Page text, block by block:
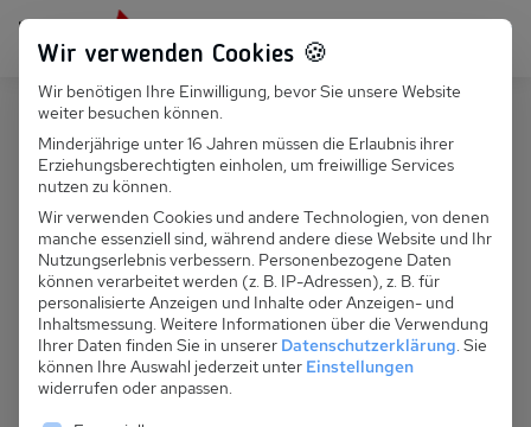
Persönlich für dich da: +49 251 899 050
Suchfeld
Suchen
PL 030.026A - Ferienhaus Ewa Nr.
Wir verwenden Cookies 🍪
Wir benötigen Ihre Einwilligung, bevor Sie unsere Website
weiter besuchen können.
Minderjährige unter 16 Jahren müssen die Erlaubnis ihrer
Erziehungsberechtigten einholen, um freiwillige Services
nutzen zu können.
Wir verwenden Cookies und andere Technologien, von denen
manche essenziell sind, während andere diese Website und Ihr
Nutzungserlebnis verbessern. Personenbezogene Daten
können verarbeitet werden (z. B. IP-Adressen), z. B. für
personalisierte Anzeigen und Inhalte oder Anzeigen- und
Inhaltsmessung. Weitere Informationen über die Verwendung
Ihrer Daten finden Sie in unserer Datenschutzerklärung. Sie
können Ihre Auswahl jederzeit unter Einstellungen
widerrufen oder anpassen.